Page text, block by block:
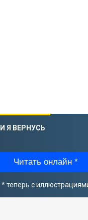
Я ВЕРНУСЬ
Читать онлайн *
* теперь с